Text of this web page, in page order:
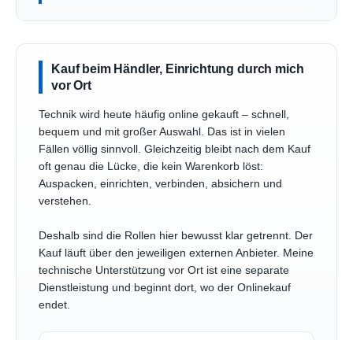
Kauf beim Händler, Einrichtung durch mich
vor Ort
Technik wird heute häufig online gekauft – schnell,
bequem und mit großer Auswahl. Das ist in vielen
Fällen völlig sinnvoll. Gleichzeitig bleibt nach dem Kauf
oft genau die Lücke, die kein Warenkorb löst:
Auspacken, einrichten, verbinden, absichern und
verstehen.
Deshalb sind die Rollen hier bewusst klar getrennt. Der
Kauf läuft über den jeweiligen externen Anbieter. Meine
technische Unterstützung vor Ort ist eine separate
Dienstleistung und beginnt dort, wo der Onlinekauf
endet.